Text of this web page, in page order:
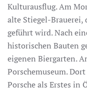
Kulturausflug. Am
alte Stiegel-
geführt wird. Nach
historischen Bauten
eigenen Biergarten.
Porschemuseum.
Porsche als Erstes in